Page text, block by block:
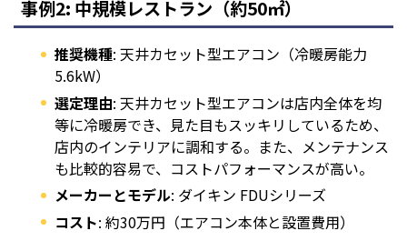
事例2: 中規模レストラン（約50㎡）
推奨機種: 天井カセット型エアコン（冷暖房能力
5.6kW）
選定理由: 天井カセット型エアコンは店内全体を均
等に冷暖房でき、見た目もスッキリしているため、
店内のインテリアに調和する。また、メンテナンス
も比較的容易で、コストパフォーマンスが高い。
メーカーとモデル: ダイキン FDUシリーズ
コスト: 約30万円（エアコン本体と設置費用）